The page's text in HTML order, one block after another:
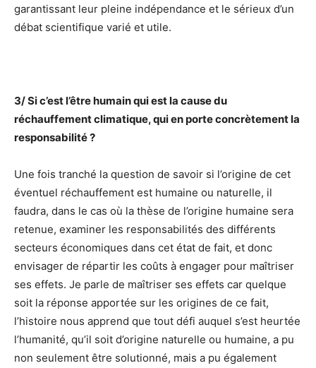
garantissant leur pleine indépendance et le sérieux d’un
débat scientifique varié et utile.
3/ Si c’est l’être humain qui est la cause du
réchauffement climatique, qui en porte concrètement la
responsabilité ?
Une fois tranché la question de savoir si l’origine de cet
éventuel réchauffement est humaine ou naturelle, il
faudra, dans le cas où la thèse de l’origine humaine sera
retenue, examiner les responsabilités des différents
secteurs économiques dans cet état de fait, et donc
envisager de répartir les coûts à engager pour maîtriser
ses effets. Je parle de maîtriser ses effets car quelque
soit la réponse apportée sur les origines de ce fait,
l’histoire nous apprend que tout défi auquel s’est heurtée
l’humanité, qu’il soit d’origine naturelle ou humaine, a pu
non seulement être solutionné, mais a pu également